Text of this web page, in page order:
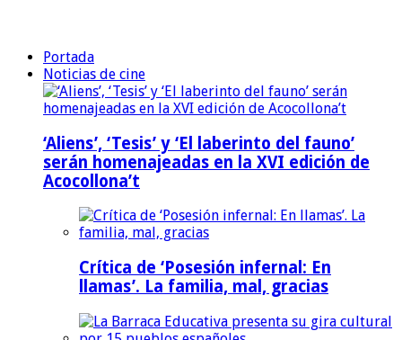
Portada
Noticias de cine
‘Aliens’, ‘Tesis’ y ‘El laberinto del fauno’
serán homenajeadas en la XVI edición de
Acocollona’t
Crítica de ‘Posesión infernal: En
llamas’. La familia, mal, gracias